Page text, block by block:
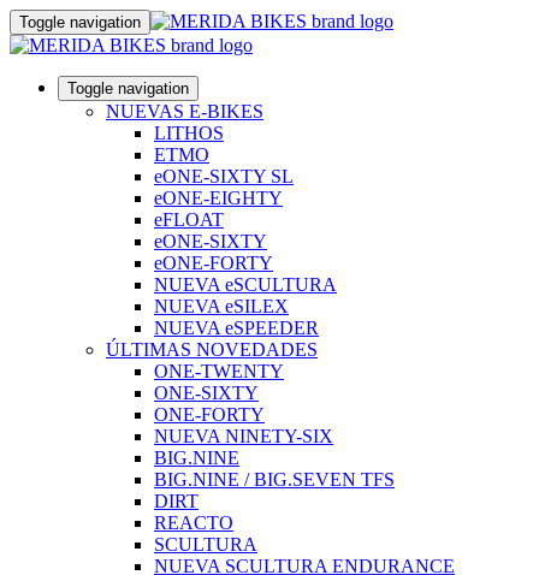
Toggle navigation
Toggle navigation
NUEVAS E-BIKES
LITHOS
ETMO
eONE-SIXTY SL
eONE-EIGHTY
eFLOAT
eONE-SIXTY
eONE-FORTY
NUEVA eSCULTURA
NUEVA eSILEX
NUEVA eSPEEDER
ÚLTIMAS NOVEDADES
ONE-TWENTY
ONE-SIXTY
ONE-FORTY
NUEVA NINETY-SIX
BIG.NINE
BIG.NINE / BIG.SEVEN TFS
DIRT
REACTO
SCULTURA
NUEVA SCULTURA ENDURANCE